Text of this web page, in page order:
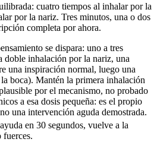
cuatro tiempos al inhalar por la
por la nariz. Tres minutos, una o dos
completa por ahora.
se dispara: uno a tres
doble inhalación por la nariz, una
una inspiración normal, luego una
boca). Mantén la primera inhalación
por el mecanismo, no probado
a esa dosis pequeña: es el propio
una intervención aguda demostrada.
en 30 segundos, vuelve a la